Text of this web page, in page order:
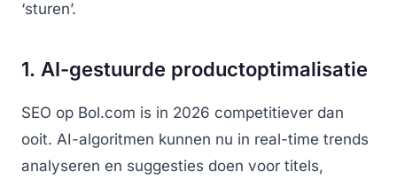
‘sturen’.
1. AI-gestuurde productoptimalisatie
SEO op Bol.com is in 2026 competitiever dan
ooit. AI-algoritmen kunnen nu in real-time trends
analyseren en suggesties doen voor titels,